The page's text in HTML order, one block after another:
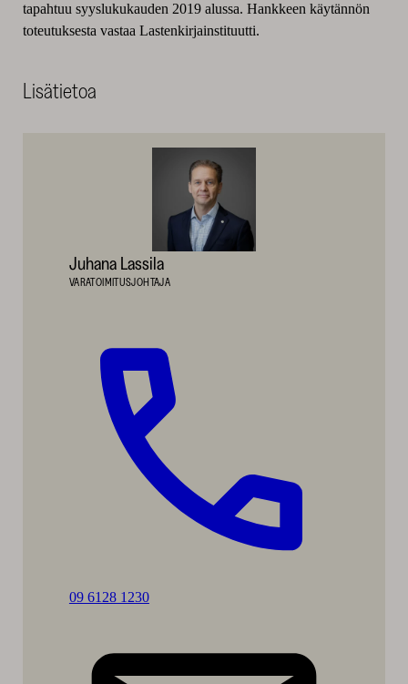
tapahtuu syyslukukauden 2019 alussa. Hankkeen käytännön
toteutuksesta vastaa Lastenkirjainstituutti.
Lisätietoa
Juhana Lassila
VARATOIMITUSJOHTAJA
Soita:
09 6128 1230